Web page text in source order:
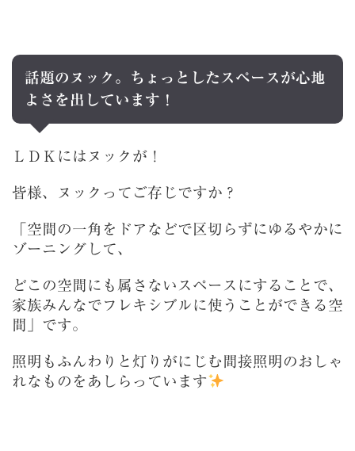
話題のヌック。ちょっとしたスペースが心地
よさを出しています！
ＬＤＫにはヌックが！
皆様、ヌックってご存じですか？
「空間の一角をドアなどで区切らずにゆるやかに
ゾーニングして、
どこの空間にも属さないスペースにすることで、
家族みんなでフレキシブルに使うことができる空
間」です。
照明もふんわりと灯りがにじむ間接照明のおしゃ
れなものをあしらっています